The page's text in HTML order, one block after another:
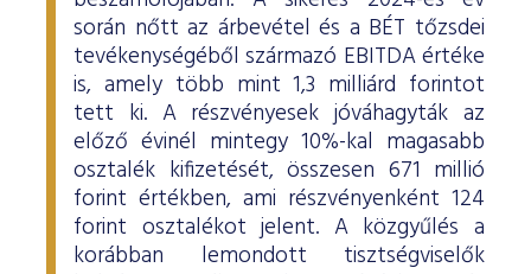
során nőtt az árbevétel és a BÉT tőzsdei
tevékenységéből származó EBITDA értéke
is, amely több mint 1,3 milliárd forintot
tett ki. A részvényesek jóváhagyták az
előző évinél mintegy 10%-kal magasabb
osztalék kifizetését, összesen 671 millió
forint értékben, ami részvényenként 124
forint osztalékot jelent. A közgyűlés a
korábban lemondott tisztségviselők